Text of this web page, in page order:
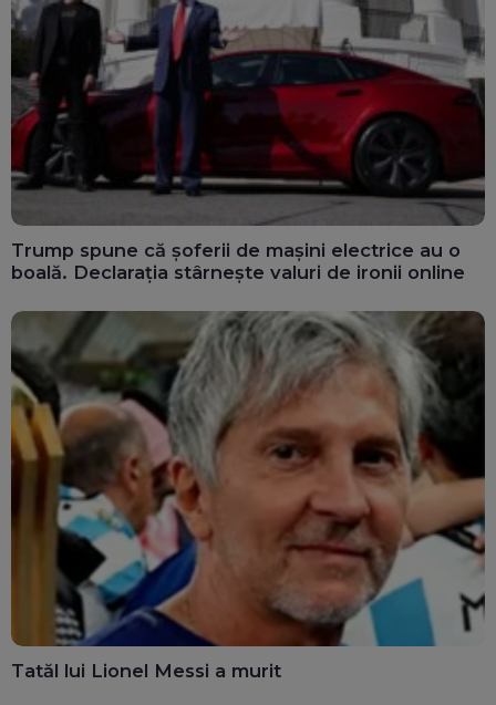
Trump spune că șoferii de mașini electrice au o
boală. Declarația stârnește valuri de ironii online
Tatăl lui Lionel Messi a murit